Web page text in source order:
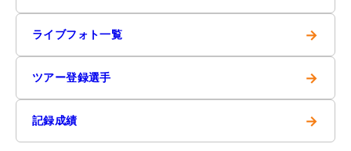
ライブフォト一覧 →
ツアー登録選手 →
記録成績 →